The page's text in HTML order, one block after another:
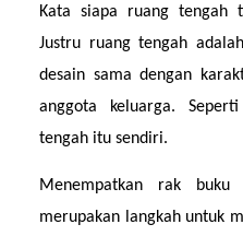
Kata siapa ruang tengah
Justru ruang tengah
desain sama dengan
anggota keluarga.
tengah itu sendiri.
Menempatkan rak
merupakan langkah untuk